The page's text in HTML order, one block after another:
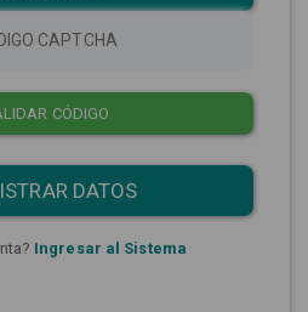
CÓDIGO
DATOS
Ingresar al Sistema